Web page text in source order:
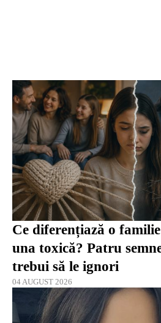
Ce diferențiază o
una toxică? Patru
trebui să le ignori
04 AUGUST 2026